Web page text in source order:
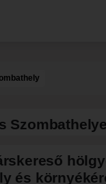
és